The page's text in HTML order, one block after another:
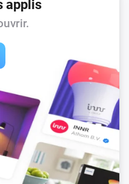
nl.hdg.battery
a pull-request and
a donation to support
applis